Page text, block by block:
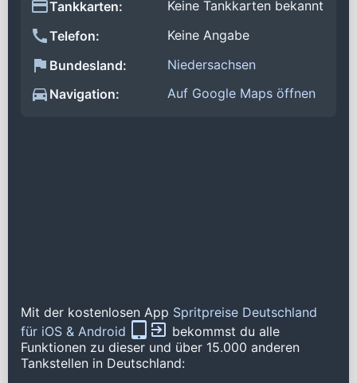
Tankkarten:
Keine Tankkarten bekannt
Telefon:
Keine Angabe
Bundesland:
Niedersachsen
Navigation:
Auf Google Maps öffnen
Mit der kostenlosen App Spritpreise Deutschland
für iOS & Android
bekommst du alle
Funktionen zu dieser und über 15.000 anderen
Tankstellen in Deutschland: